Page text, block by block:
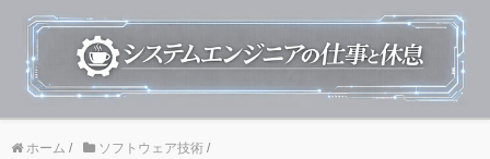
ホーム / ソフトウェア技術 /